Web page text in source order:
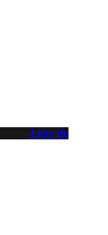
Liste de